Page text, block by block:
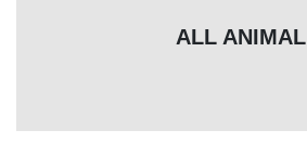
ALL ANIMAL